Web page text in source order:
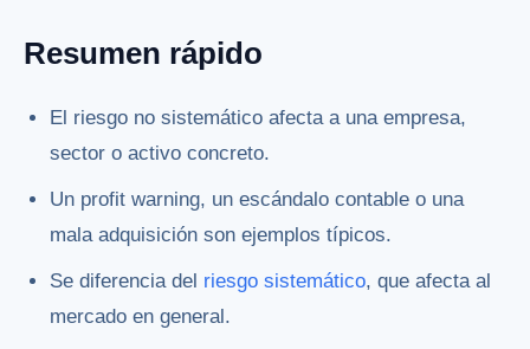
Resumen rápido
El riesgo no sistemático afecta a una empresa,
sector o activo concreto.
Un profit warning, un escándalo contable o una
mala adquisición son ejemplos típicos.
Se diferencia del riesgo sistemático, que afecta al
mercado en general.